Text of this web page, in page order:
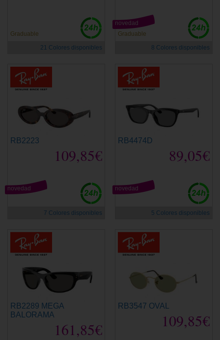
Graduable
21 Colores disponibles
Graduable
novedad
8 Colores disponibles
RB2223
109,85€
novedad
7 Colores disponibles
RB4474D
89,05€
novedad
5 Colores disponibles
RB2289 MEGA
BALORAMA
161,85€
RB3547 OVAL
109,85€